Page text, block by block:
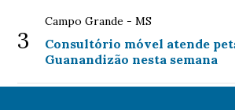
3
Campo Grande - MS
Consultório móvel atende
Guanandizão nesta semana